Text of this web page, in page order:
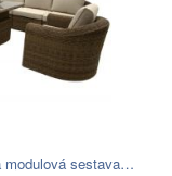
modulová sestava…